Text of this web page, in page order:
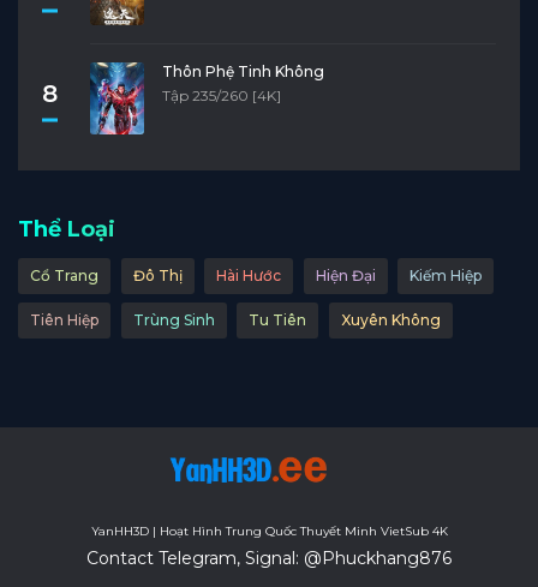
8
Thôn Phệ Tinh Không
Tập 235/260 [4K]
Thể Loại
Cổ Trang Đô Thị Hài Hước Hiện Đại Kiếm Hiệp
Tiên Hiệp Trùng Sinh Tu Tiên Xuyên Không
YanHH3D | Hoạt Hình Trung Quốc Thuyết Minh VietSub 4K
Contact Telegram, Signal: @Phuckhang876